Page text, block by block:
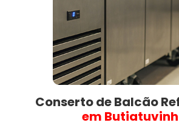
Conserto de Balcão
em